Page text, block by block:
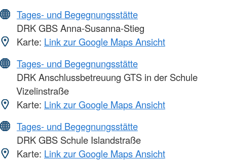
Tages- und Begegnungsstätte
DRK GBS Anna-Susanna-Stieg
Karte: Link zur Google Maps Ansicht
Tages- und Begegnungsstätte
DRK Anschlussbetreuung GTS in der Schule
Vizelinstraße
Karte: Link zur Google Maps Ansicht
Tages- und Begegnungsstätte
DRK GBS Schule Islandstraße
Karte: Link zur Google Maps Ansicht